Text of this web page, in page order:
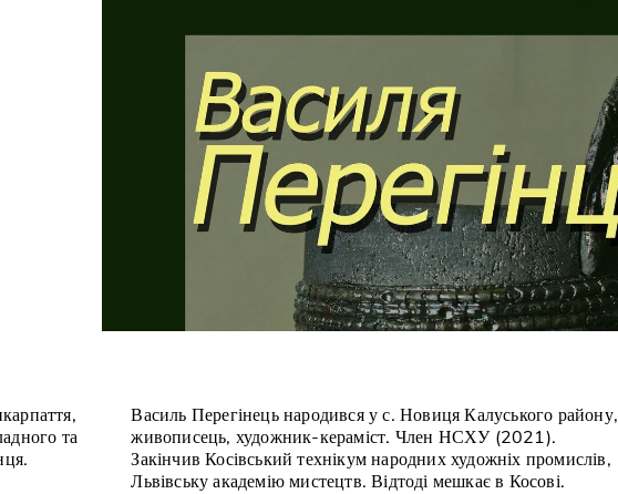
та
Василь Перегінець народився у с. Новиця Калуського району,
живописець, художник-кераміст. Член НСХУ (2021).
Закінчив Косівський технікум народних художніх промислів,
Львівську академію мистецтв. Відтоді мешкає в Косові.